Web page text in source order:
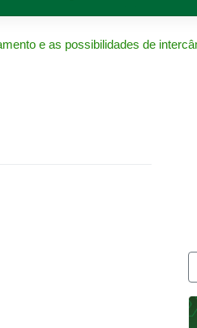
e as possibilidades de